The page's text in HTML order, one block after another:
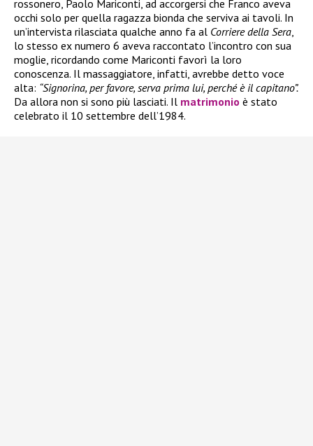
rossonero, Paolo Mariconti, ad accorgersi che Franco aveva
occhi solo per quella ragazza bionda che serviva ai tavoli. In
un’intervista rilasciata qualche anno fa al Corriere della Sera,
lo stesso ex numero 6 aveva raccontato l’incontro con sua
moglie, ricordando come Mariconti favorì la loro
conoscenza. Il massaggiatore, infatti, avrebbe detto voce
alta: “Signorina, per favore, serva prima lui, perché è il capitano”.
Da allora non si sono più lasciati. Il matrimonio è stato
celebrato il 10 settembre dell’1984.